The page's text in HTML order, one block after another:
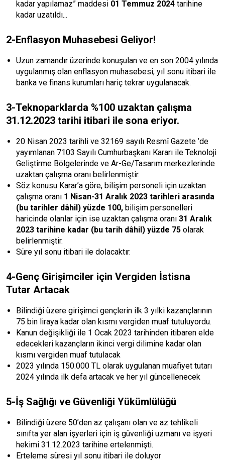
kadar yapılamaz” maddesi 01 Temmuz 2024 tarihine
kadar uzatıldı...
2-Enflasyon Muhasebesi Geliyor!
Uzun zamandır üzerinde konuşulan ve en son 2004 yılında
uygulanmış olan enflasyon muhasebesi, yıl sonu itibari ile
banka ve finans kurumları hariç tekrar uygulanacak.
3-Teknoparklarda %100 uzaktan çalışma
31.12.2023 tarihi itibari ile sona eriyor.
20 Nisan 2023 tarihli ve 32169 sayılı Resmî Gazete ’de
yayımlanan 7103 Sayılı Cumhurbaşkanı Kararı ile Teknoloji
Geliştirme Bölgelerinde ve Ar-Ge/Tasarım merkezlerinde
uzaktan çalışma oranı belirlenmiştir.
Söz konusu Karar’a göre, bilişim personeli için uzaktan
çalışma oranı 1 Nisan-31 Aralık 2023 tarihleri arasında
(bu tarihler dâhil) yüzde 100, bilişim personelleri
haricinde olanlar için ise uzaktan çalışma oranı 31 Aralık
2023 tarihine kadar (bu tarih dâhil) yüzde 75 olarak
belirlenmiştir.
Süre yıl sonu itibari ile dolacaktır.
4-Genç Girişimciler için Vergiden İstisna
Tutar Artacak
Bilindiği üzere girişimci gençlerin ilk 3 yılki kazançlarının
75 bin liraya kadar olan kısmı vergiden muaf tutuluyordu.
Kanun değişikliği ile 1 Ocak 2023 tarihinden itibaren elde
edecekleri kazançların ikinci vergi dilimine kadar olan
kısmı vergiden muaf tutulacak
2023 yılında 150.000 TL olarak uygulanan muafiyet tutarı
2024 yılında ilk defa artacak ve her yıl güncellenecek
5-İş Sağlığı ve Güvenliği Yükümlülüğü
Bilindiği üzere 50’den az çalışanı olan ve az tehlikeli
sınıfta yer alan işyerleri için iş güvenliği uzmanı ve işyeri
hekimi 31.12.2023 tarihine ertelenmişti.
Erteleme süresi yıl sonu itibari ile doluyor